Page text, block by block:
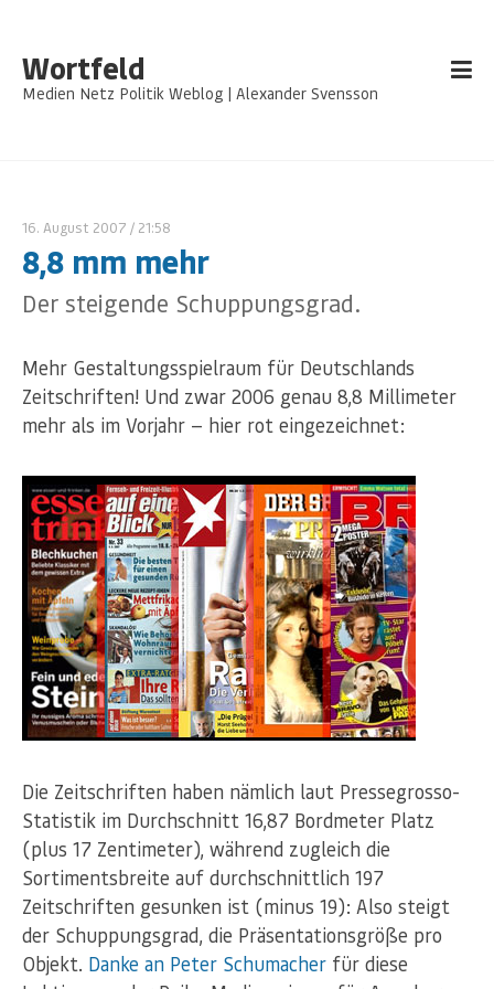
Wortfeld
Medien Netz Politik Weblog | Alexander Svensson
16. August 2007 / 21:58
8,8 mm mehr
Der steigende Schuppungsgrad.
Mehr Gestaltungsspielraum für Deutschlands
Zeitschriften! Und zwar 2006 genau 8,8 Millimeter
mehr als im Vorjahr — hier rot eingezeichnet:
Die Zeitschriften haben nämlich laut Pressegrosso-
Statistik im Durchschnitt 16,87 Bordmeter Platz
(plus 17 Zentimeter), während zugleich die
Sortimentsbreite auf durchschnittlich 197
Zeitschriften gesunken ist (minus 19): Also steigt
der Schuppungsgrad, die Präsentationsgröße pro
Objekt. Danke an Peter Schumacher für diese